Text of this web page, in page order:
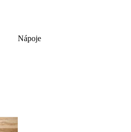
Nápoje